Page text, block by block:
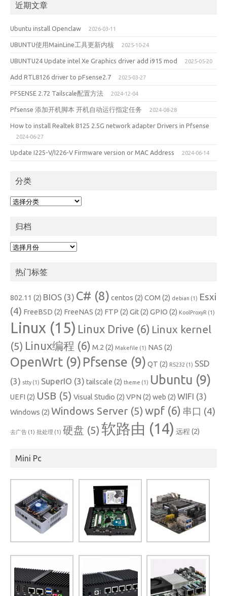
近期文章
Ubuntu install Openclaw 2026-03-11
UBUNTU使用MainLine工具更新内核 2025-10-24
UBUNTU24 Update intel Xe Graphics driver add i915 mod 2025-05-20
Add RTL8126 driver to pFsense2.7 2025-03-27
PFSENSE 2.72 Tailscale配置方法 2024-12-04
Pfsense 添加开机脚本 开机自动运行指定任务 2024-08-28
How to install Realtek 8125 2.5G network adapter Drivers in Pfsense
2024-06-27
Update I225-V/I226-V Firmware version or MAC Address 2024-06-14
分类
分
归档
归
热门标签
802.11 (2) BIOS (3) C# (8) centos (2) COM (2) debian (1) Esxi
(4) FreeBSD (2) FreeNAS (2) FTP (2) Git(2) GPIO (2) KoolProxyR (1)
Linux (15) Linux Drive (6) Linux kernel
(5) Linux编程 (6) M.2 (2) Makefile (1) NAS (2)
OpenWrt (9) Pfsense (9) QT (2) RS232 (1) SSD
(3) stty (1) SuperIO (3) tailscale (2) theme (1) Ubuntu (9)
UEFI (2) USB (5) Visual Studio (2) VPN (2) web (2) WIFI (3)
Windows (2) Windows Server (5) wpf (6) 串口 (4)
去广告 (1) 批处理 (1) 硬盘 (5) 软路由 (14) 远程 (2)
Mini Pc